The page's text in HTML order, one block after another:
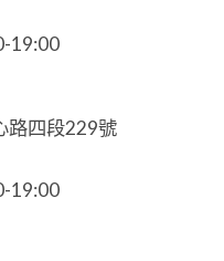
19:00
路四段229號
19:00